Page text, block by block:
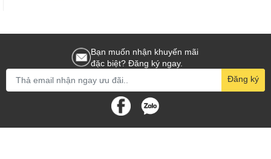
Bạn muốn nhận khuyến mãi
đặc biệt? Đăng ký ngay.
Đăng ký